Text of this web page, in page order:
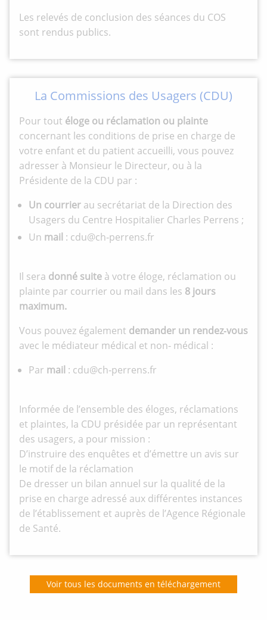
Les relevés de conclusion des séances du COS
sont rendus publics.
La Commissions des Usagers (CDU)
Pour tout éloge ou réclamation ou plainte
concernant les conditions de prise en charge de
votre enfant et du patient accueilli, vous pouvez
adresser à Monsieur le Directeur, ou à la
Présidente de la CDU par :
Un courrier au secrétariat de la Direction des
Usagers du Centre Hospitalier Charles Perrens ;
Un mail : cdu@ch‐perrens.fr
Il sera donné suite à votre éloge, réclamation ou
plainte par courrier ou mail dans les 8 jours
maximum.
Vous pouvez également demander un rendez‐vous
avec le médiateur médical et non‐ médical :
Par mail : cdu@ch‐perrens.fr
Informée de l’ensemble des éloges, réclamations
et plaintes, la CDU présidée par un représentant
des usagers, a pour mission :
D’instruire des enquêtes et d’émettre un avis sur
le motif de la réclamation
De dresser un bilan annuel sur la qualité de la
prise en charge adressé aux différentes instances
de l’établissement et auprès de l’Agence Régionale
de Santé.
Voir tous les documents en téléchargement